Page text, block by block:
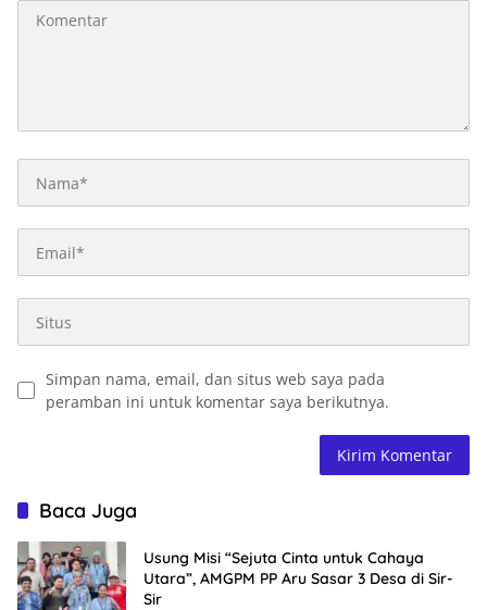
Simpan nama, email, dan situs web saya pada
peramban ini untuk komentar saya berikutnya.
Baca Juga
Usung Misi “Sejuta Cinta untuk Cahaya
Utara”, AMGPM PP Aru Sasar 3 Desa di Sir-
Sir